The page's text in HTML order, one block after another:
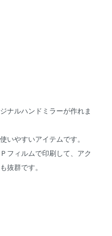
ナルハンドミラーが作れま
いやすいアイテムです。
フィルムで印刷して、アク
抜群です。